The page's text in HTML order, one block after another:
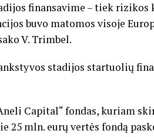
finansavime – tiek
buvo matomos visoje
V. Trimbel.
stadijos startuolių
Capital“ fondas, kuriam
mln. eurų vertės fondą